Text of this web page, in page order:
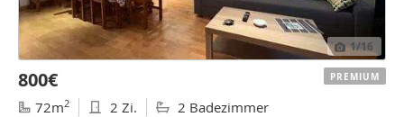
1/16
800€
72m2 2 Zi. 2 Badezimmer
PREMIUM